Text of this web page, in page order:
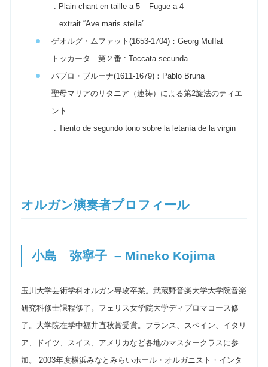
: Plain chant en taille a 5 – Fugue a 4
extrait “Ave maris stella”
ゲオルグ・ムファット(1653-1704)：Georg Muffat
トッカータ 第２番 : Toccata secunda
パブロ・ブルーナ(1611-1679)：Pablo Bruna
聖母マリアのリタニア（連祷）による第2旋法のティエ
ント
: Tiento de segundo tono sobre la letanía de la virgin
オルガン演奏者プロフィール
小島 弥寧子 – Mineko Kojima
玉川大学芸術学科オルガン専攻卒業。武蔵野音楽大学大学院音楽
研究科修士課程修了。フェリス女学院大学ディプロマコース修
了。大学院在学中福井直秋賞受賞。フランス、スペイン、イタリ
ア、ドイツ、スイス、アメリカなど各地のマスタークラスに参
加。 2003年度横浜みなとみらいホール・オルガニスト・インタ